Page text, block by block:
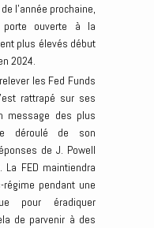
l’année prochaine,
ouverte à la
plus élevés début
2024.
les Fed Funds
rattrapé sur ses
message des plus
déroulé de son
de J. Powell
FED maintiendra
régime pendant une
pour éradiquer
de parvenir à des